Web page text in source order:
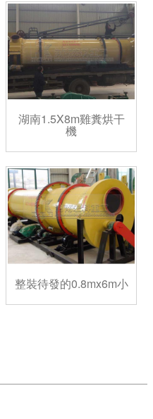
湖南1.5X8m雞糞烘干
機
整裝待發的0.8mx6m小